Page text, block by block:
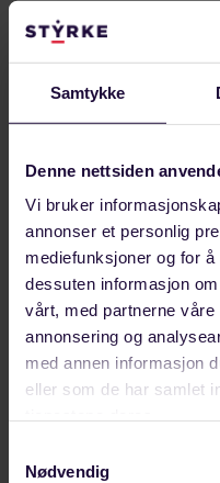
Samtykke
Denne nettsiden
Vi bruker
annonser et personlig
mediefunksjoner og for
dessuten informasjon
vårt, med partnerne våre
annonsering og
med annen informasjon
eller som de har samlet
Nødvendig
Fortsatt
2024, da fristen er
Utdanningsprisen
75.000 kroner til
tekniske fagskoler
om teknikk og
prisen. Studenter
masteroppgaver
søke den andre.
innen begge